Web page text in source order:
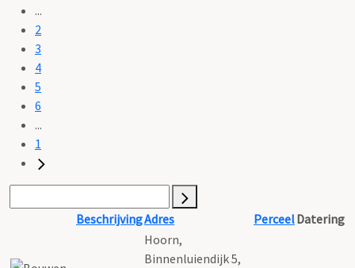
...
2
3
4
5
6
...
1
BeschrijvingAdres PerceelDatering
Hoorn,
Binnenluiendijk 5,